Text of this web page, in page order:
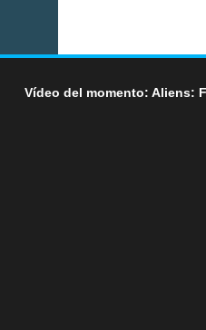
Vídeo del momento: Aliens: